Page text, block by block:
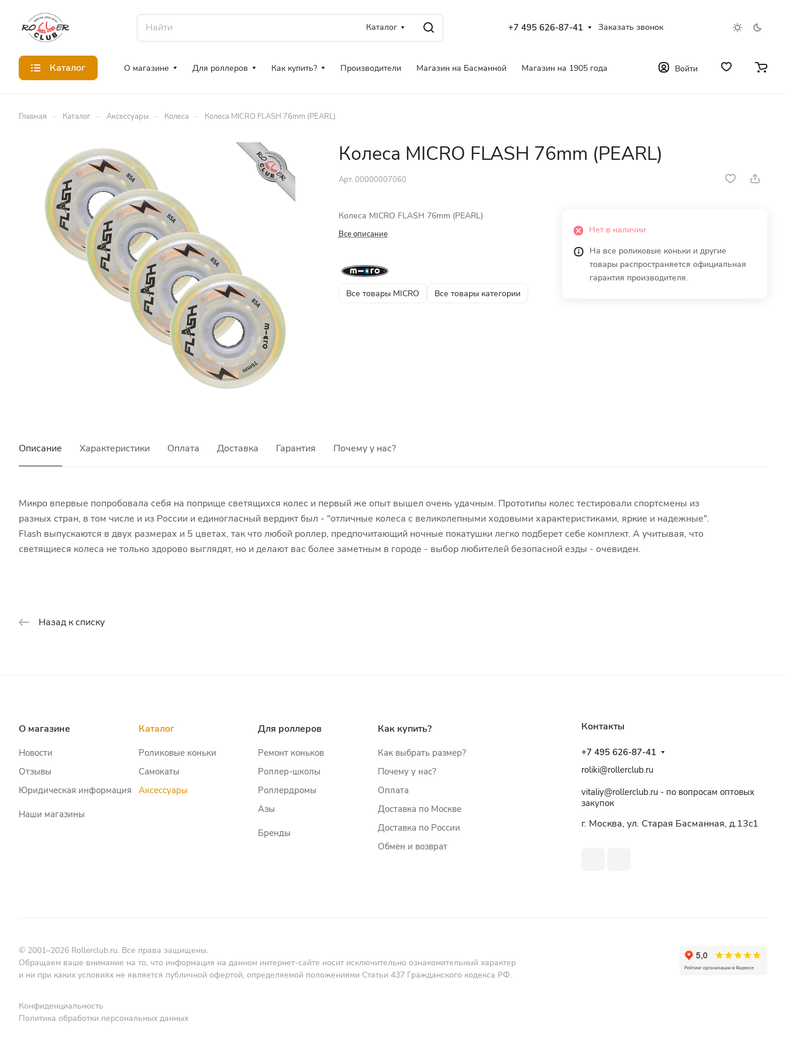
Каталог +7 495 626-87-41 Заказать звонок
Каталог О магазине Для роллеров Как купить? Производители Магазин на Басманной Магазин на 1905 года Войти
Главная – Каталог – Аксессуары – Колеса – Колеса MICRO FLASH 76mm (PEARL)
Колеса MICRO FLASH 76mm (PEARL)
Арт. 00000007060
Колеса MICRO FLASH 76mm (PEARL)
Все описание
Все товары MICRO Все товары категории
Нет в наличии
На все роликовые коньки и другие
товары распространяется официальная
гарантия производителя.
Описание Характеристики Оплата Доставка Гарантия Почему у нас?
Микро впервые попробовала себя на поприще светящихся колес и первый же опыт вышел очень удачным. Прототипы колес тестировали спортсмены из
разных стран, в том числе и из России и единогласный вердикт был - "отличные колеса с великолепными ходовыми характеристиками, яркие и надежные".
Flash выпускаются в двух размерах и 5 цветах, так что любой роллер, предпочитающий ночные покатушки легко подберет себе комплект. А учитывая, что
светящиеся колеса не только здорово выглядят, но и делают вас более заметным в городе - выбор любителей безопасной езды - очевиден.
Назад к списку
О магазине
Новости
Отзывы
Юридическая информация
Наши магазины
Каталог
Роликовые коньки
Самокаты
Аксессуары
Для роллеров
Ремонт коньков
Роллер-школы
Роллердромы
Азы
Бренды
Как купить?
Как выбрать размер?
Почему у нас?
Оплата
Доставка по Москве
Доставка по России
Обмен и возврат
Контакты
+7 495 626-87-41
roliki@rollerclub.ru
vitaliy@rollerclub.ru - по вопросам оптовых
закупок
г. Москва, ул. Старая Басманная, д.13c1
© 2001–2026 Rollerclub.ru. Все права защищены.
Обращаем ваше внимание на то, что информация на данном интернет-сайте носит исключительно ознакомительный характер
и ни при каких условиях не является публичной офертой, определяемой положениями Статьи 437 Гражданского кодекса РФ.
Конфиденциальность
Политика обработки персональных данных